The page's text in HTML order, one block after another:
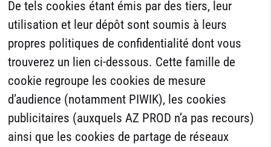
De tels cookies étant émis par des tiers, leur
utilisation et leur dépôt sont soumis à leurs
propres politiques de confidentialité dont vous
trouverez un lien ci-dessous. Cette famille de
cookie regroupe les cookies de mesure
d’audience (notamment PIWIK), les cookies
publicitaires (auxquels AZ PROD n’a pas recours)
ainsi que les cookies de partage de réseaux